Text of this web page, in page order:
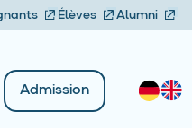
Élèves Alumni
Admission